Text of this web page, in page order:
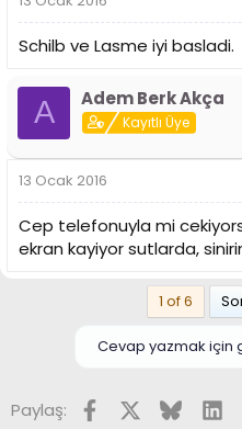
Schilb ve Lasme iyi basladi.
A Adem Berk Akça
Kayıtlı Üye
13 Ocak 2016
Cep telefonuyla mi
ekran kayiyor sutlarda,
1 of 6
Cevap yazmak için
Paylaş: FacebookX (Twitter)
Bluesky